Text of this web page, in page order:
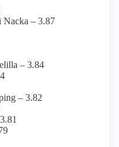
Nacka – 3.87
– 3.84
– 3.82